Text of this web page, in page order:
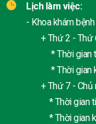
Lịch làm việc:
- Khoa khám
+ Thứ 2 - Thứ
* Thời gian
* Thời gian
+ Thứ 7 - Chủ
* Thời gian
* Thời gian